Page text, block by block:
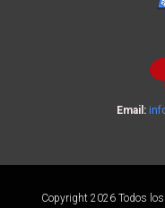
Email:
Copyright 2026 Todos